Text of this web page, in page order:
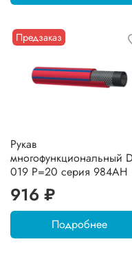
Предзаказ
Рукав
многофункциональный
019 P=20 серия 984AH
916 ₽
Подробнее